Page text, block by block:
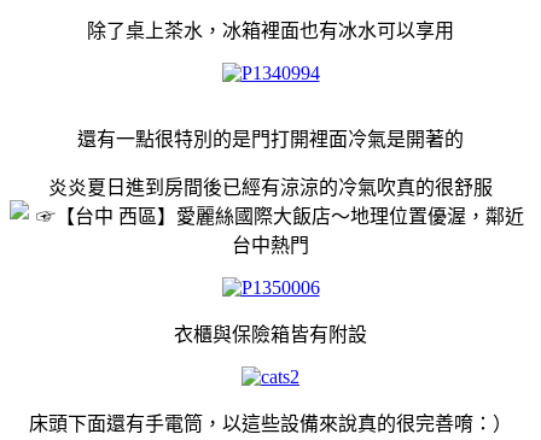
除了桌上茶水，冰箱裡面也有冰水可以享用
還有一點很特別的是門打開裡面冷氣是開著的
炎炎夏日進到房間後已經有涼涼的冷氣吹真的很舒服
衣櫃與保險箱皆有附設
床頭下面還有手電筒，以這些設備來說真的很完善唷：）